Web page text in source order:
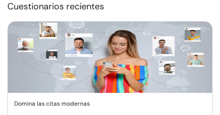
Cuestionarios recientes
Domina las citas modernas